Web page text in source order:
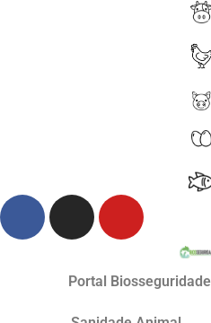
Portal Biosseguridade